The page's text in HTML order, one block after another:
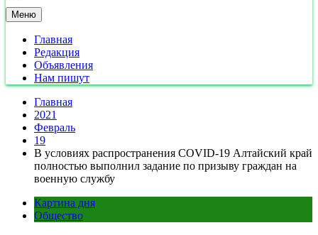
Меню
Главная
Редакция
Объявления
Нам пишут
Главная
2021
Февраль
19
В условиях распространения COVID-19 Алтайский край
полностью выполнил задание по призыву граждан на
военную службу
Картина дня
Общество